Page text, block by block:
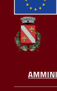
Seguici
su